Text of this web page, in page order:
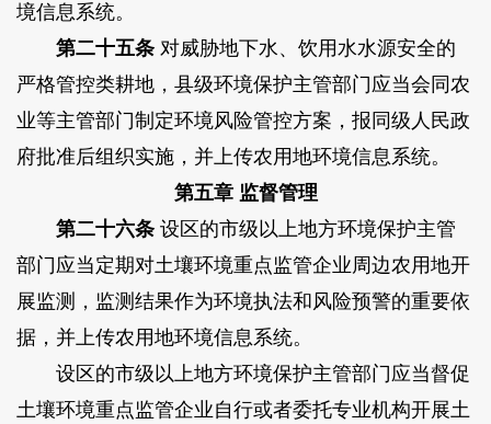
境信息系统。
第二十五条对威胁地下水、饮用水水源安全的
严格管控类耕地，县级环境保护主管部门应当会同农
业等主管部门制定环境风险管控方案，报同级人民政
府批准后组织实施，并上传农用地环境信息系统。
第五章 监督管理
第二十六条设区的市级以上地方环境保护主管
部门应当定期对土壤环境重点监管企业周边农用地开
展监测，监测结果作为环境执法和风险预警的重要依
据，并上传农用地环境信息系统。
设区的市级以上地方环境保护主管部门应当督促
土壤环境重点监管企业自行或者委托专业机构开展土